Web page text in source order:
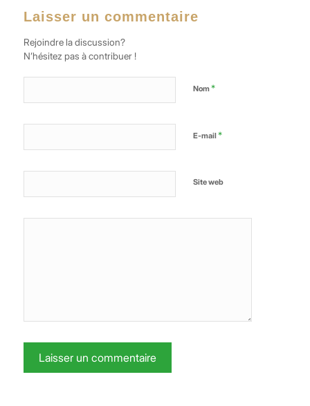
Laisser un commentaire
Rejoindre la discussion?
N’hésitez pas à contribuer !
Nom*
E-mail*
Site web